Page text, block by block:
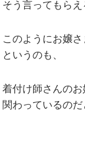
そう言ってもらえ
このようにお嬢
というのも、
着付け師さんの
関わっているのだ